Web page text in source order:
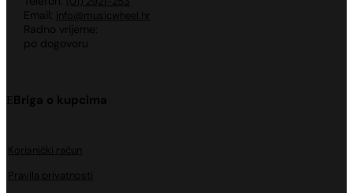
Email: info@musicwheel.hr
Radno vrijeme:
po dogovoru
Briga o kupcima
Korisnički račun
Pravila privatnosti